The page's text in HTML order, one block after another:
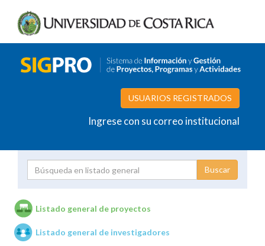
USUARIOS REGISTRADOS
Ingrese con su correo institucional
Unidades de investigación
Listado general de proyectos
Listado general de investigadores